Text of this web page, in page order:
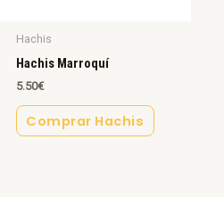
Hachis
Hachis Marroquí
5.50€
Comprar Hachis